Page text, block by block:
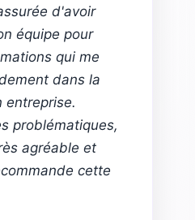
d'avoir
équipe pour
qui me
dans la
entreprise.
problématiques,
agréable et
cette